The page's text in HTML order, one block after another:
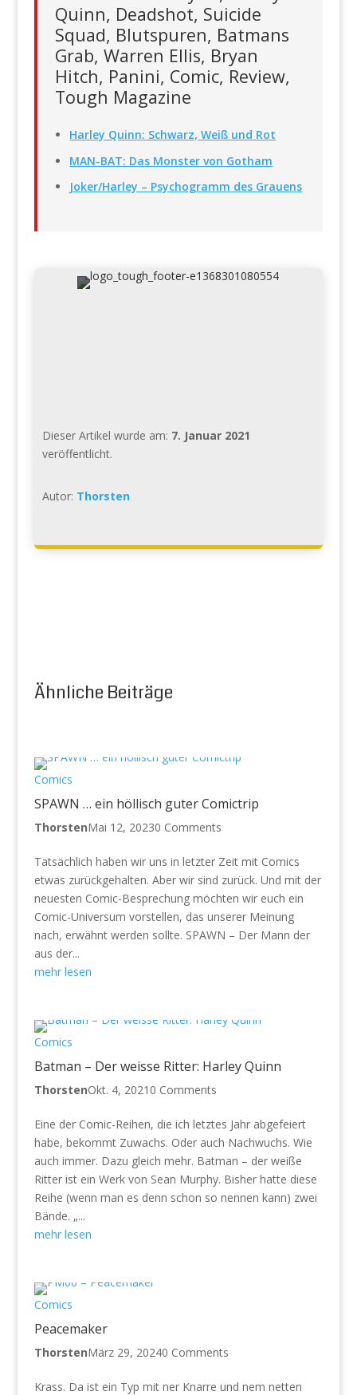
Quinn, Deadshot, Suicide
Squad, Blutspuren, Batmans
Grab, Warren Ellis, Bryan
Hitch, Panini, Comic, Review,
Tough Magazine
Harley Quinn: Schwarz, Weiß und Rot
MAN-BAT: Das Monster von Gotham
Joker/Harley – Psychogramm des Grauens
Dieser Artikel wurde am: 7. Januar 2021
veröffentlicht.
Autor: Thorsten
Ähnliche Beiträge
Comics
SPAWN … ein höllisch guter Comictrip
ThorstenMai 12, 20230 Comments
Tatsächlich haben wir uns in letzter Zeit mit Comics
etwas zurückgehalten. Aber wir sind zurück. Und mit der
neuesten Comic-Besprechung möchten wir euch ein
Comic-Universum vorstellen, das unserer Meinung
nach, erwähnt werden sollte. SPAWN – Der Mann der
aus der...
mehr lesen
Comics
Batman – Der weisse Ritter: Harley Quinn
ThorstenOkt. 4, 2021 0 Comments
Eine der Comic-Reihen, die ich letztes Jahr abgefeiert
habe, bekommt Zuwachs. Oder auch Nachwuchs. Wie
auch immer. Dazu gleich mehr. Batman – der weiße
Ritter ist ein Werk von Sean Murphy. Bisher hatte diese
Reihe (wenn man es denn schon so nennen kann) zwei
Bände. „...
mehr lesen
Comics
Peacemaker
ThorstenMärz 29, 20240 Comments
Krass. Da ist ein Typ mit ner Knarre und nem netten